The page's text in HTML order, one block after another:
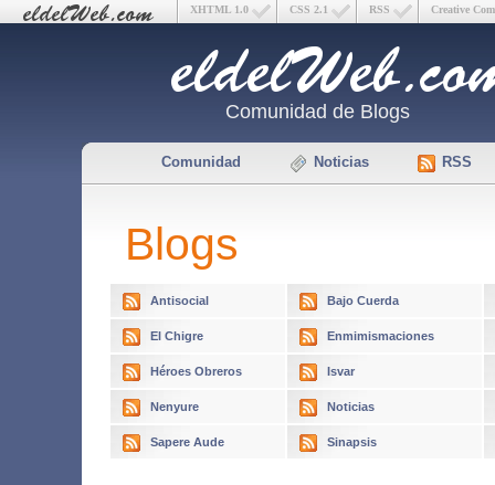
Creative
RSS
CSS 2.1
XHTML 1.0
Comunidad de Blogs
Comunidad Noticias RSS
Blogs
Antisocial Bajo Cuerda
El Chigre Enmimismaciones
Héroes Obreros Isvar
Nenyure Noticias
Sapere Aude Sinapsis